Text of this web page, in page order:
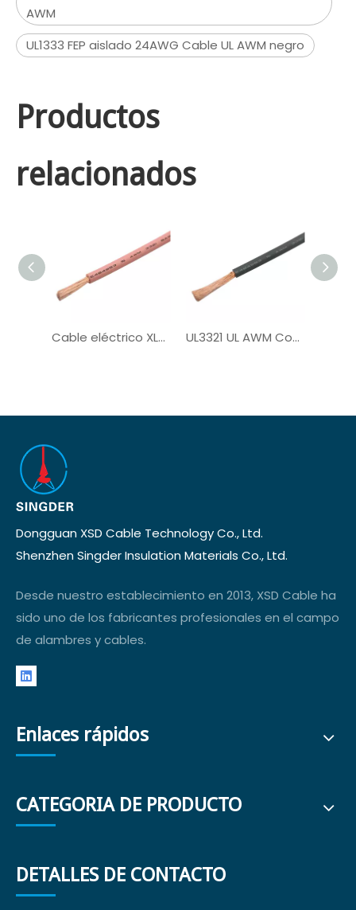
AWM
UL1333 FEP aislado 24AWG Cable UL AWM negro
Productos
relacionados
Cable eléctrico XLPE de un solo núcleo UL3321 UL3321 UL AWM Cobre PV de cobre con estateado
Dongguan XSD Cable Technology Co., Ltd.
Shenzhen Singder Insulation Materials Co., Ltd.
Desde nuestro establecimiento en 2013, XSD Cable ha
sido uno de los fabricantes profesionales en el campo
de alambres y cables.
Enlaces rápidos
CATEGORIA DE PRODUCTO
DETALLES DE CONTACTO